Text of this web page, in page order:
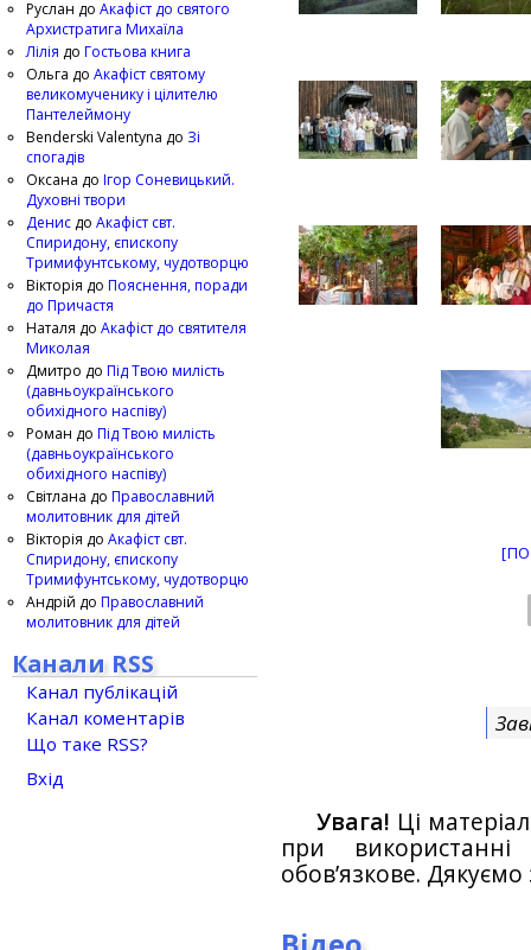
Увага! Ці
при
обов’язкове.
Руслан до Акафіст до святого
Архистратига Михаїла
Лілія до Гостьова книга
Ольга до Акафіст святому
великомученику і цілителю
Пантелеймону
Benderski Valentyna до Зі
спогадів
Оксана до Ігор Соневицький.
Духовні твори
Денис до Акафіст свт.
Спиридону, єпископу
Тримифунтському, чудотворцю
Вікторія до Пояснення, поради
до Причастя
Наталя до Акафіст до святителя
Миколая
Дмитро до Під Твою милість
(давньоукраїнського
обихідного наспіву)
Роман до Під Твою милість
(давньоукраїнського
обихідного наспіву)
Світлана до Православний
молитовник для дітей
Вікторія до Акафіст свт.
Спиридону, єпископу
Тримифунтському, чудотворцю
Андрій до Православний
молитовник для дітей
Канали RSS
Канал публікацій
Канал коментарів
Що таке RSS?
Вхід